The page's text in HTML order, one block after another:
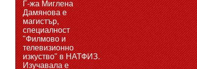
Г-жа Миглена
Дамянова е
магистър,
специалност
"Филмово и
телевизионно
изкуство" в НАТФИЗ.
Изучавала е